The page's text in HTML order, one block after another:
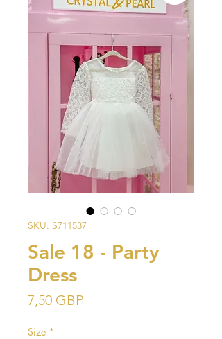
SKU: S711537
Sale 18 - Party
Dress
7,50 GBPPrecio
Size *